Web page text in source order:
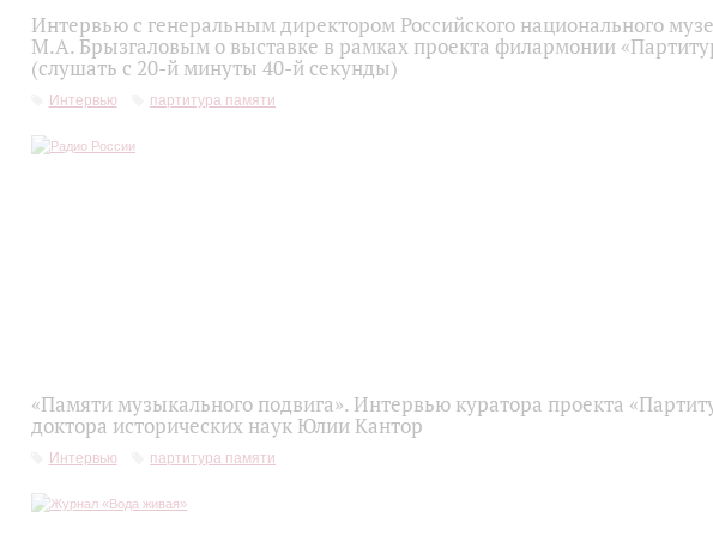
Интервью с генеральным директором Российского национального
М.А. Брызгаловым о выставке в рамках проекта филармонии
(слушать с 20-й минуты 40-й секунды)
Интервью партитура памяти
«Памяти музыкального подвига». Интервью куратора проекта
доктора исторических наук Юлии Кантор
Интервью партитура памяти